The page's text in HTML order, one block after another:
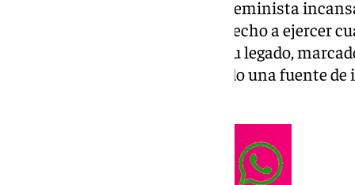
durante más de 13 años. Como feminista
las mujeres, defendiendo su derecho a ejercer
condiciones que los hombres. Su legado,
más desfavorecidos, sigue siendo una fuente